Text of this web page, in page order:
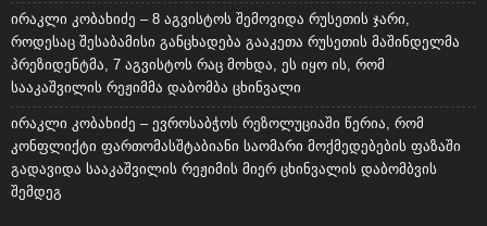
ირაკლი კობახიძე – 8 აგვისტოს შემოვიდა რუსეთის ჯარი,
როდესაც შესაბამისი განცხადება გააკეთა რუსეთის მაშინდელმა
პრეზიდენტმა, 7 აგვისტოს რაც მოხდა, ეს იყო ის, რომ
სააკაშვილის რეჟიმმა დაბომბა ცხინვალი
ირაკლი კობახიძე – ევროსაბჭოს რეზოლუციაში წერია, რომ
კონფლიქტი ფართომასშტაბიანი საომარი მოქმედებების ფაზაში
გადავიდა სააკაშვილის რეჟიმის მიერ ცხინვალის დაბომბვის
შემდეგ